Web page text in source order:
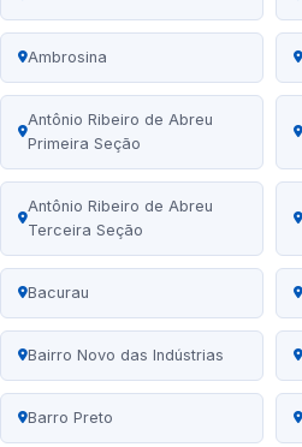
Ambrosina
Antônio Ribeiro de Abreu
Primeira Seção
Antônio Ribeiro de Abreu
Terceira Seção
Bacurau
Bairro Novo das Indústrias
Barro Preto